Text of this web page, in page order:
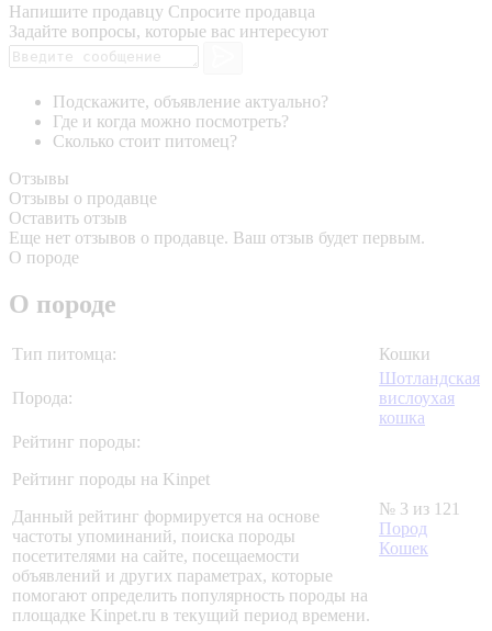
Напишите продавцу Спросите продавца
Задайте вопросы, которые вас интересуют
Подскажите, объявление актуально?
Где и когда можно посмотреть?
Сколько стоит питомец?
Отзывы
Отзывы о продавце
Оставить отзыв
Еще нет отзывов о продавце. Ваш отзыв будет первым.
О породе
О породе
Тип питомца: Кошки
Порода:
Шотландская
вислоухая
кошка
Рейтинг породы:
Рейтинг породы на Kinpet
Данный рейтинг формируется на основе
частоты упоминаний, поиска породы
посетителями на сайте, посещаемости
объявлений и других параметрах, которые
помогают определить популярность породы на
площадке Kinpet.ru в текущий период времени.
№ 3 из 121
Пород
Кошек